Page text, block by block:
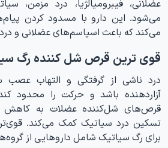
عضلانی، فیبرومیالژیا، درد مزمن،
می‌شود. این دارو با مسدود کردن
می‌کند که باعث اسپاسم‌های عضلانی و
قوی ترین قرص شل کننده رگ
درد ناشی از گرفتگی و التهاب عصب
آزاردهنده باشد و حرکت را محدود
قرص‌های شل‌کننده عضلات به کاهش
تسکین درد سیاتیک کمک می‌کند.
برای رگ سیاتیک شامل داروهایی از